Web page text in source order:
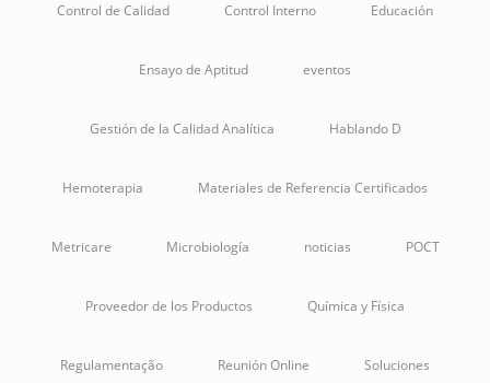
Control de Calidad Control Interno Educación
Ensayo de Aptitud eventos
Gestión de la Calidad Analítica Hablando D
Hemoterapia Materiales de Referencia Certificados
Metricare Microbiología noticias POCT
Proveedor de los Productos Química y Física
Regulamentação Reunión Online Soluciones